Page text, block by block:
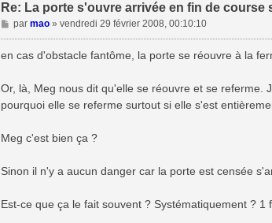
Re: La porte s'ouvre arrivée en fin de course
M
e
s
g
e
par mao» vendredi 29 février 2008, 00:10:10
en cas d'obstacle fantôme, la porte se réouvre à la
Or, là, Meg nous dit qu'elle se réouvre et se referme.
pourquoi elle se referme surtout si elle s'est
Meg c'est bien ça ?
Sinon il n'y a aucun danger car la porte est censée
Est-ce que ça le fait souvent ? Systématiquement ? 1